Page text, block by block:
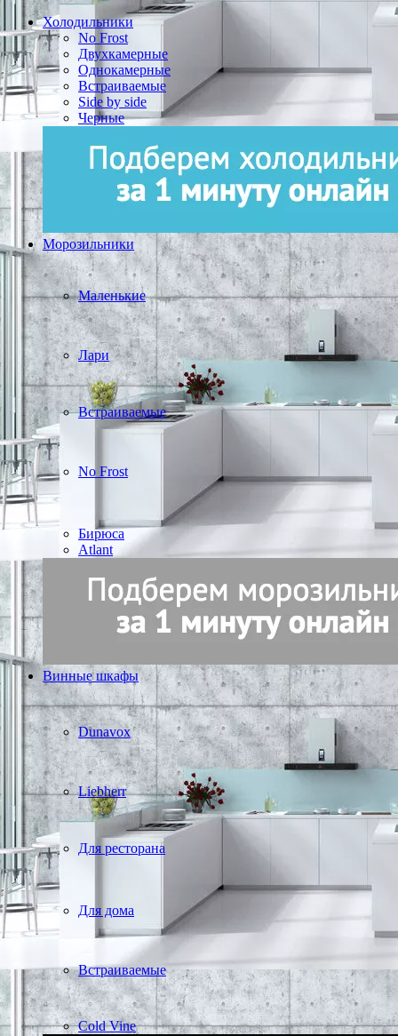
Холодильники
No Frost
Двухкамерные
Однокамерные
Встраиваемые
Side by side
Черные
Морозильники
Маленькие
Лари
Встраиваемые
No Frost
Бирюса
Atlant
Винные шкафы
Dunavox
Liebherr
Для ресторана
Для дома
Встраиваемые
Cold Vine